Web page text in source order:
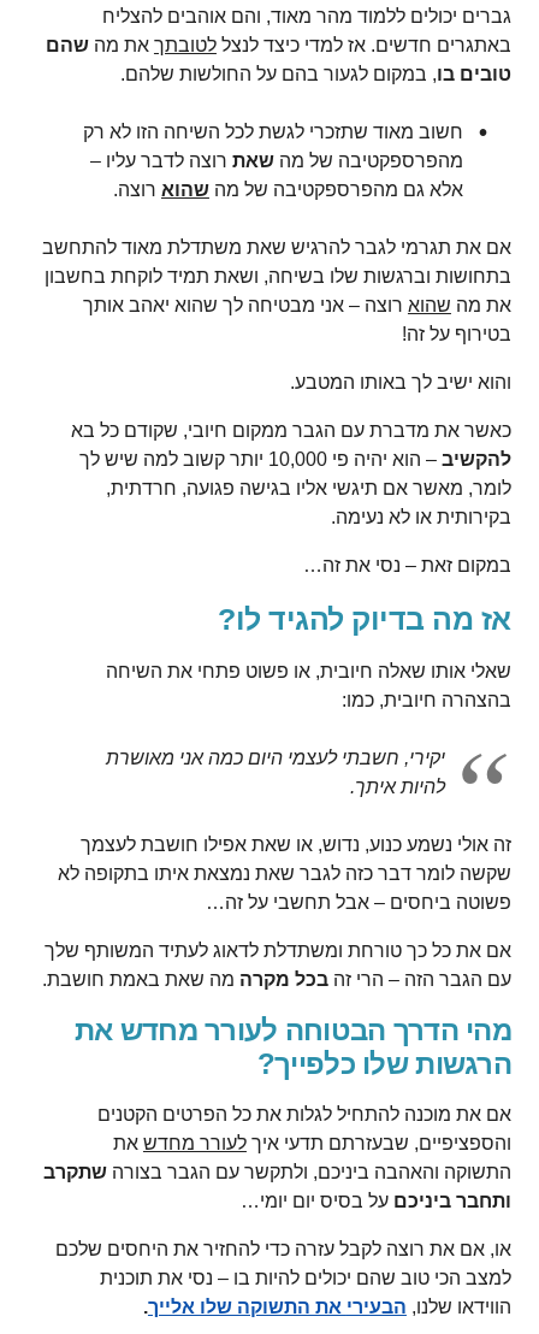
גברים יכולים ללמוד מהר מאוד, והם אוהבים להצליח
באתגרים חדשים. אז למדי כיצד לנצללטובתך את מהשהם
טובים בו, במקום לגעור בהם על החולשות שלהם.
חשוב מאוד שתזכרי לגשת לכל השיחה הזו לא רק
מהפרספקטיבה של מהשאת רוצה לדבר עליו –
אלא גם מהפרספקטיבה של מהשהוא רוצה.
אם את תגרמי לגבר להרגיש שאת משתדלת מאוד להתחשב
בתחושות וברגשות שלו בשיחה, ושאת תמיד לוקחת בחשבון
את מה שהוא רוצה – אני מבטיחה לך שהוא יאהב אותך
בטירוף על זה!
והוא ישיב לך באותו המטבע.
כאשר את מדברת עם הגבר ממקום חיובי, שקודם כל בא
להקשיב
– הוא יהיה פי 10,000 יותר קשוב למה שיש לך
לומר, מאשר אם תיגשי אליו בגישה פגועה, חרדתית,
בקירותית או לא נעימה.
במקום זאת – נסי את זה…
אז מה בדיוק להגיד לו?
שאלי אותו שאלה חיובית, או פשוט פתחי את השיחה
בהצהרה חיובית, כמו:
יקירי, חשבתי לעצמי היום כמה אני מאושרת
להיות איתך.
זה אולי נשמע כנוע, נדוש, או שאת אפילו חושבת לעצמך
שקשה לומר דבר כזה לגבר שאת נמצאת איתו בתקופה לא
פשוטה ביחסים – אבל תחשבי על זה…
אם את כל כך טורחת ומשתדלת לדאוג לעתיד המשותף שלך
עם הגבר הזה – הרי זהבכל מקרה מה שאת באמת חושבת.
מהי הדרך הבטוחה לעורר מחדש את
הרגשות שלו כלפייך?
אם את מוכנה להתחיל לגלות את כל הפרטים הקטנים
והספציפיים, שבעזרתם תדעי איךלעורר מחדש את
התשוקה והאהבה ביניכם, ולתקשר עם הגבר בצורהשתקרב
ותחבר ביניכם על בסיס יום יומי…
או, אם את רוצה לקבל עזרה כדי להחזיר את היחסים שלכם
למצב הכי טוב שהם יכולים להיות בו – נסי את תוכנית
הווידאו שלנו, הבעירי את התשוקה שלו אלייך.